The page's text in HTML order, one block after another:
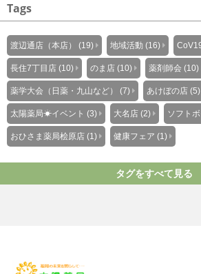
Tags
渡辺通店（本店） (19) 地域活動 (16)
長住7丁目店 (10) のま店 (10) 薬剤師会 (10)
薬学大会（日薬・九山など） (7) あけぼの店 (5)
太陽薬局☀イベント (3) 大名店 (2) ソフト
おひさま薬局桧原店 (1) 健康フェア (1)
タグをすべて見る